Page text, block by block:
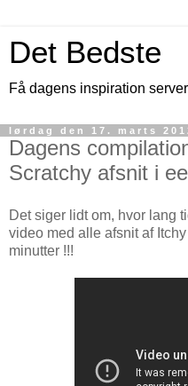
Det Bedste
Få dagens inspiration
lørdag den 17. marts
Dagens
Scratchy afsnit i
Det siger lidt om, hvor lang
video med alle afsnit af
minutter !!!